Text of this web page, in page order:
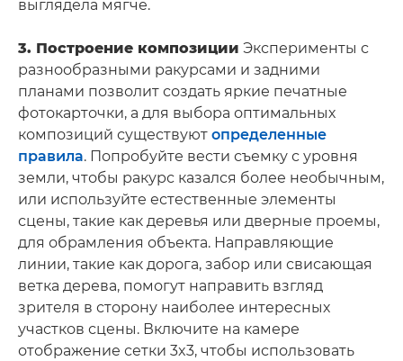
выглядела мягче.
3. Построение композиции Эксперименты с
разнообразными ракурсами и задними
планами позволит создать яркие печатные
фотокарточки, а для выбора оптимальных
композиций существуют определенные
правила. Попробуйте вести съемку с уровня
земли, чтобы ракурс казался более необычным,
или используйте естественные элементы
сцены, такие как деревья или дверные проемы,
для обрамления объекта. Направляющие
линии, такие как дорога, забор или свисающая
ветка дерева, помогут направить взгляд
зрителя в сторону наиболее интересных
участков сцены. Включите на камере
отображение сетки 3x3, чтобы использовать